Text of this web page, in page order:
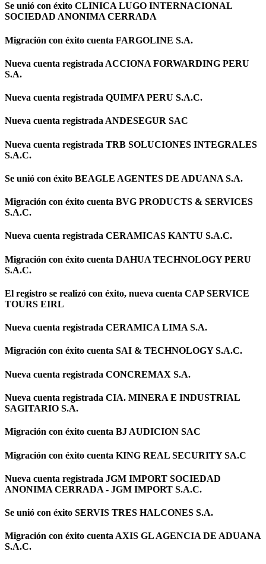
Se unió con éxito CLINICA LUGO INTERNACIONAL
SOCIEDAD ANONIMA CERRADA
Migración con éxito cuenta FARGOLINE S.A.
Nueva cuenta registrada ACCIONA FORWARDING PERU
S.A.
Nueva cuenta registrada QUIMFA PERU S.A.C.
Nueva cuenta registrada ANDESEGUR SAC
Nueva cuenta registrada TRB SOLUCIONES INTEGRALES
S.A.C.
Se unió con éxito BEAGLE AGENTES DE ADUANA S.A.
Migración con éxito cuenta BVG PRODUCTS & SERVICES
S.A.C.
Nueva cuenta registrada CERAMICAS KANTU S.A.C.
Migración con éxito cuenta DAHUA TECHNOLOGY PERU
S.A.C.
El registro se realizó con éxito, nueva cuenta CAP SERVICE
TOURS EIRL
Nueva cuenta registrada CERAMICA LIMA S.A.
Migración con éxito cuenta SAI & TECHNOLOGY S.A.C.
Nueva cuenta registrada CONCREMAX S.A.
Nueva cuenta registrada CIA. MINERA E INDUSTRIAL
SAGITARIO S.A.
Migración con éxito cuenta BJ AUDICION SAC
Migración con éxito cuenta KING REAL SECURITY SA.C
Nueva cuenta registrada JGM IMPORT SOCIEDAD
ANONIMA CERRADA - JGM IMPORT S.A.C.
Se unió con éxito SERVIS TRES HALCONES S.A.
Migración con éxito cuenta AXIS GL AGENCIA DE ADUANA
S.A.C.